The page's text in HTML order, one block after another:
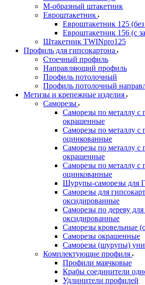
М-образный штакетник
Евроштакетник
Евроштакетник 125
Евроштакетник 156 (с
Штакетник TWINpro125
Профиль для гипсокартона
Стоечный профиль
Направляющий профиль
Профиль потолочный
Профиль потолочный
Метизы и крепежные изделия
Саморезы
Саморезы по металлу с
окрашенные
Саморезы по металлу с
оцинкованные
Саморезы по металлу с
окрашенные
Саморезы по металлу с
оцинкованные
Шурупы-саморезы для
Саморезы для
оксидированные
Саморезы по дереву для
оксидированные
Саморезы кровельные
Саморезы окрашенные
Саморезы (шурупы)
Комплектующие профиля
Профили маячковые
Крабы соединители
Удлинители профилей